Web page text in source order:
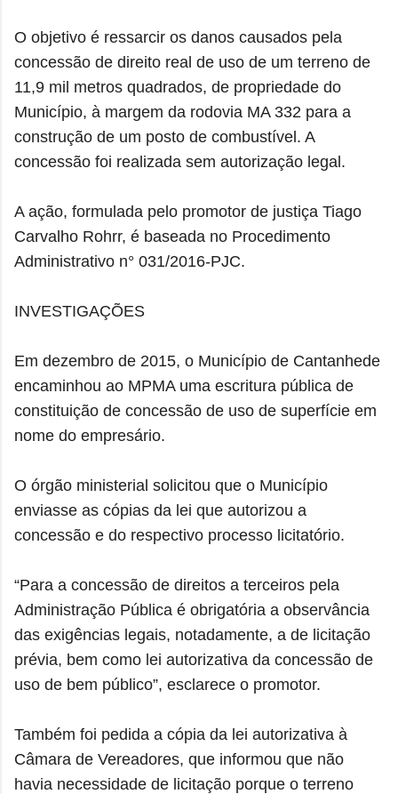
O objetivo é ressarcir os danos causados pela
concessão de direito real de uso de um terreno de
11,9 mil metros quadrados, de propriedade do
Município, à margem da rodovia MA 332 para a
construção de um posto de combustível. A
concessão foi realizada sem autorização legal.
A ação, formulada pelo promotor de justiça Tiago
Carvalho Rohrr, é baseada no Procedimento
Administrativo n° 031/2016-PJC.
INVESTIGAÇÕES
Em dezembro de 2015, o Município de Cantanhede
encaminhou ao MPMA uma escritura pública de
constituição de concessão de uso de superfície em
nome do empresário.
O órgão ministerial solicitou que o Município
enviasse as cópias da lei que autorizou a
concessão e do respectivo processo licitatório.
“Para a concessão de direitos a terceiros pela
Administração Pública é obrigatória a observância
das exigências legais, notadamente, a de licitação
prévia, bem como lei autorizativa da concessão de
uso de bem público”, esclarece o promotor.
Também foi pedida a cópia da lei autorizativa à
Câmara de Vereadores, que informou que não
havia necessidade de licitação porque o terreno